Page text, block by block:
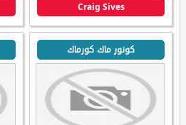
Craig Sives
كونور ماك كورماك